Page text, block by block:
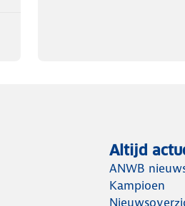
Altijd
ANWB
Kampioen